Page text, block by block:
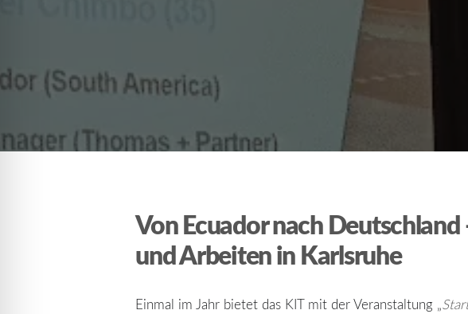
Von Ecuador nach
und Arbeiten in Karlsruhe
Einmal im Jahr bietet das KIT mit der Veranstaltung „